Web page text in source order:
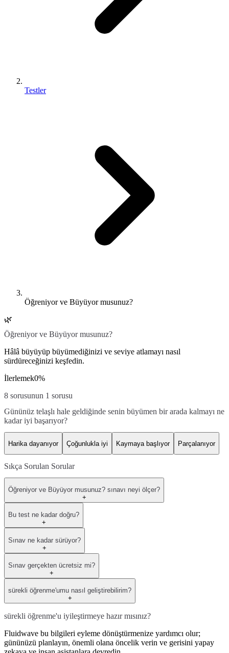
Testler
Öğreniyor ve Büyüyor musunuz?
🌿
Öğreniyor ve Büyüyor musunuz?
Hâlâ büyüyüp büyümediğinizi ve seviye atlamayı nasıl
sürdüreceğinizi keşfedin.
İlerlemek0%
8 sorusunun 1 sorusu
Gününüz telaşlı hale geldiğinde senin büyümen bir arada kalmayı ne
kadar iyi başarıyor?
Harika dayanıyor Çoğunlukla iyi Kaymaya başlıyor Parçalanıyor
Sıkça Sorulan Sorular
Öğreniyor ve Büyüyor musunuz? sınavı neyi ölçer?
+
Bu test ne kadar doğru?
+
Sınav ne kadar sürüyor?
+
Sınav gerçekten ücretsiz mi?
+
sürekli öğrenme'umu nasıl geliştirebilirim?
+
sürekli öğrenme'u iyileştirmeye hazır mısınız?
Fluidwave bu bilgileri eyleme dönüştürmenize yardımcı olur;
gününüzü planlayın, önemli olana öncelik verin ve gerisini yapay